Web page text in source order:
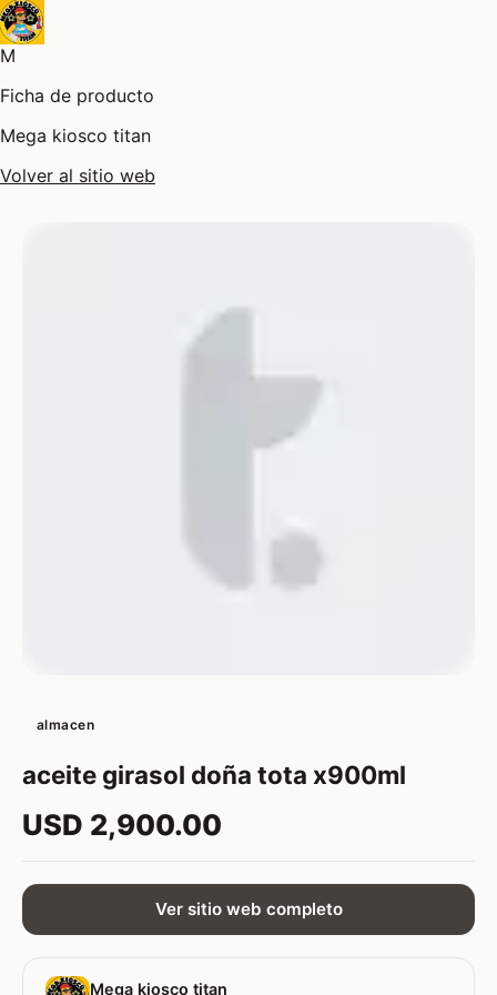
M
Ficha de producto
Mega kiosco titan
Volver al sitio web
almacen
aceite girasol doña tota x900ml
USD 2,900.00
Ver sitio web completo
Mega kiosco titan